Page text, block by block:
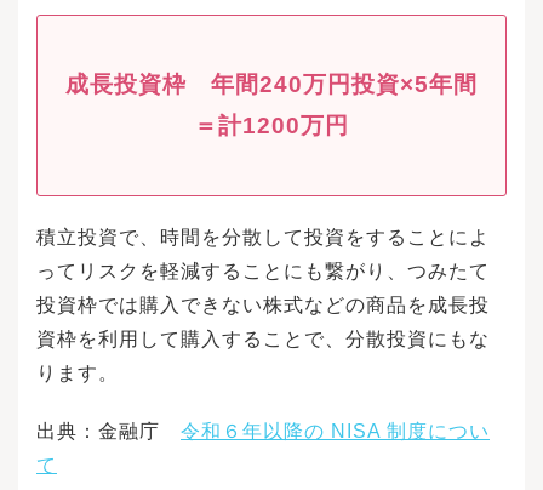
成長投資枠 年間240万円投資×5年間
＝計1200万円
積立投資で、時間を分散して投資をすることによ
ってリスクを軽減することにも繋がり、つみたて
投資枠では購入できない株式などの商品を成長投
資枠を利用して購入することで、分散投資にもな
ります。
出典：金融庁 令和６年以降の NISA 制度につい
て